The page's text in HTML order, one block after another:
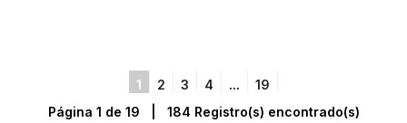
1 2 3 4 ... 19
Página 1 de 19 | 184 Registro(s) encontrado(s)